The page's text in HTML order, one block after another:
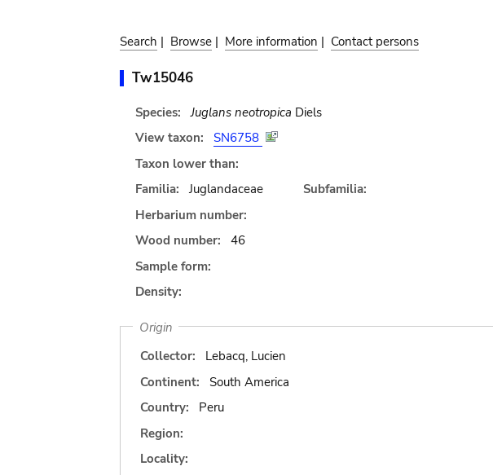
Search | Browse | More information | Contact persons
Tw15046
Species: Juglans neotropica Diels
View taxon:
SN6758
Taxon lower than:
Familia:
Juglandaceae
Subfamilia:
Herbarium number:
Wood number:
46
Sample form:
Density:
Origin
Collector:
Lebacq, Lucien
Continent:
South America
Country:
Peru
Region:
Locality: